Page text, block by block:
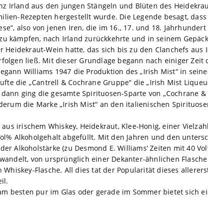
Irland aus den jungen Stängeln und Blüten des
Rezepten hergestellt wurde. Die Legende besagt,
also von jenen Iren, die im 16., 17. und 18.
kämpfen, nach Irland zurückkehrte und in seinem
Wein hatte, das sich bis zu den Clanchefs aus
ließ. Mit dieser Grundlage begann nach einiger Zeit
Williams 1947 die Produktion des „Irish Mist“ in
die „Cantrell & Cochrane Gruppe“ die „Irish Mist
ging die gesamte Spirituosen-Sparte von „Cochrane
die Marke „Irish Mist“ an den italienischen
irischem Whiskey, Heidekraut, Klee-Honig, einer
Alkoholgehalt abgefüllt. Mit den Jahren und den
Alkoholstärke (zu Desmond E. Williams‘ Zeiten mit 40
von ursprünglich einer Dekanter-ähnlichen
Flasche. All dies tat der Popularität dieses
besten pur im Glas oder gerade im Sommer bietet sich